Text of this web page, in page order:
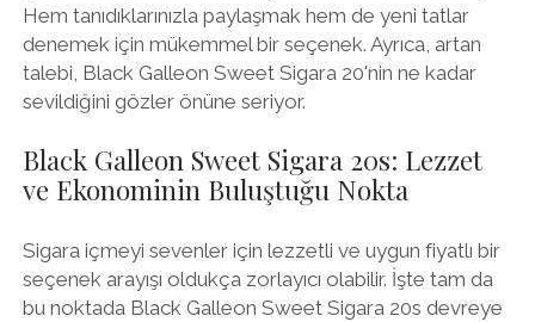
Hem tanıdıklarınızla paylaşmak hem de yeni tatlar
denemek için mükemmel bir seçenek. Ayrıca, artan
talebi, Black Galleon Sweet Sigara 20'nin ne kadar
sevildiğini gözler önüne seriyor.
Black Galleon Sweet Sigara 20s: Lezzet
ve Ekonominin Buluştuğu Nokta
Sigara içmeyi sevenler için lezzetli ve uygun fiyatlı bir
seçenek arayışı oldukça zorlayıcı olabilir. İşte tam da
bu noktada Black Galleon Sweet Sigara 20s devreye